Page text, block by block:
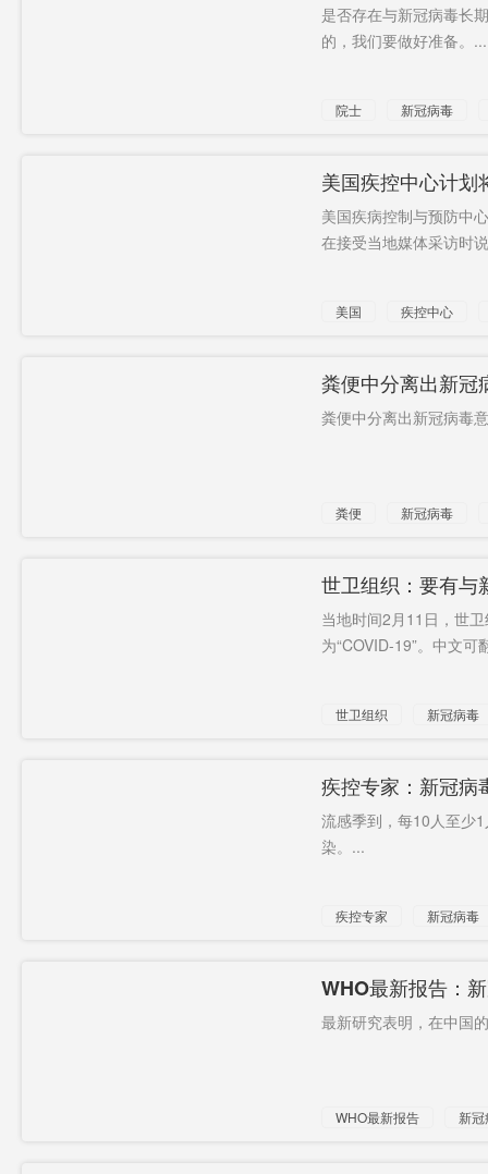
是否存在与新冠病毒长
的，我们要做好准备。...
院士 新冠病毒
美国疾控中心计划
美国疾病控制与预防中
在接受当地媒体采访时
美国 疾控中心
粪便中分离出新冠
粪便中分离出新冠病毒
粪便 新冠病毒
世卫组织：要有与
当地时间2月11日，世
为“COVID-19”。中文
世卫组织 新冠病毒
疾控专家：新冠病
流感季到，每10人至少
染。...
疾控专家 新冠病毒
WHO最新报告：
最新研究表明，在中国
WHO最新报告
新